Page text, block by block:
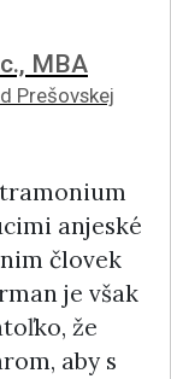
MBA
Prešovskej
anjeské
človek
je však
že
aby s